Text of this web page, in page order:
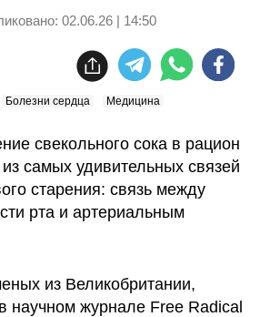
02.06.26 | 14:50
Болезни сердца Медицина
свекольного сока в рацион
самых удивительных связей
старения: связь между
рта и артериальным
из Великобритании,
научном журнале Free Radical